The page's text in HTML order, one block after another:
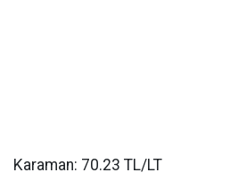
Karaman: 70.23 TL/LT